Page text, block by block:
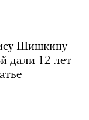
Шишкину
дали 12 лет